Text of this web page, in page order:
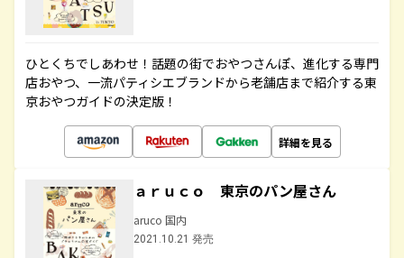
ひとくちでしあわせ！話題の街でおやつさんぽ、進化する専門
店おやつ、一流パティシエブランドから老舗店まで紹介する東
京おやつガイドの決定版！
詳細を見る
ａｒｕｃｏ 東京のパン屋さん
aruco 国内
2021.10.21 発売